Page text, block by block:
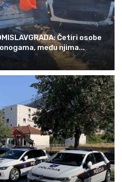
Četiri osobe
među njima...